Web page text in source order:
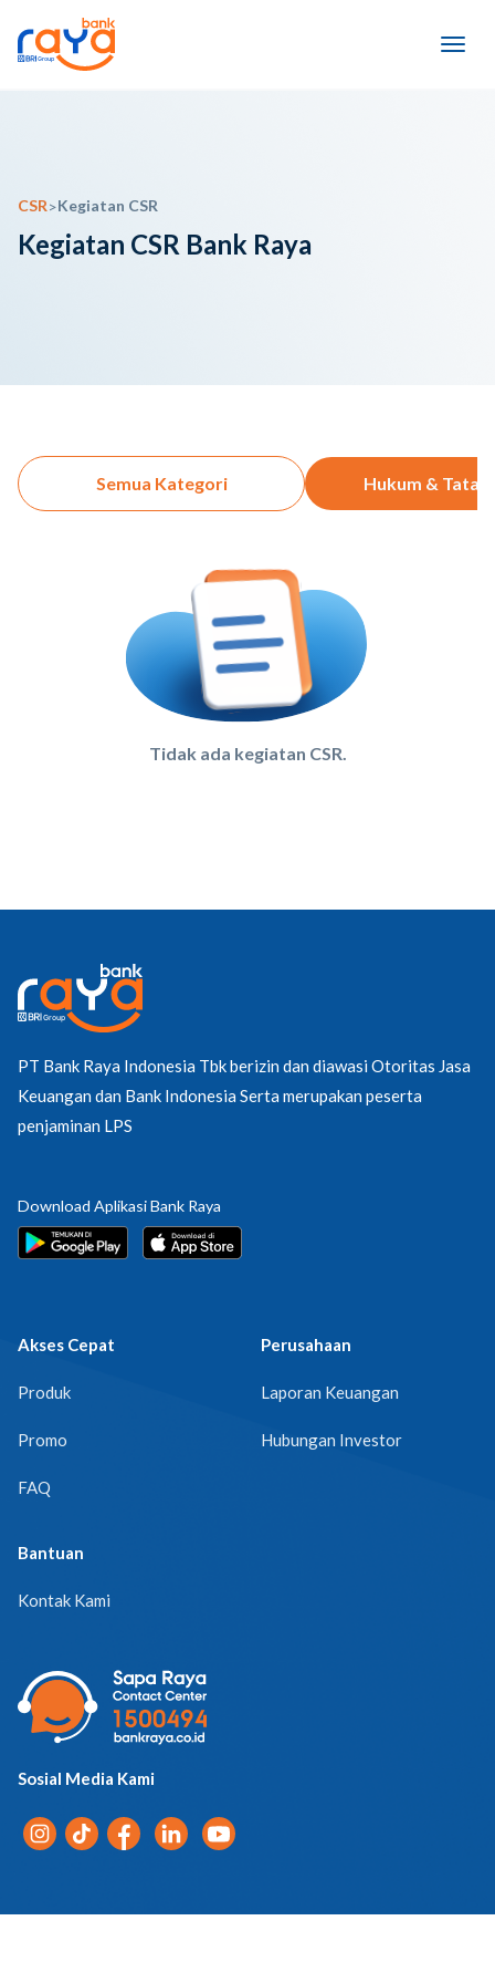
CSR>Kegiatan CSR
Kegiatan CSR Bank Raya
Semua Kategori Hukum & Tata
Tidak ada kegiatan CSR.
PT Bank Raya Indonesia Tbk berizin dan diawasi Otoritas Jasa
Keuangan dan Bank Indonesia Serta merupakan peserta
penjaminan LPS
Download Aplikasi Bank Raya
Akses Cepat
Produk
Promo
FAQ
Perusahaan
Laporan Keuangan
Hubungan Investor
Bantuan
Kontak Kami
Sosial Media Kami